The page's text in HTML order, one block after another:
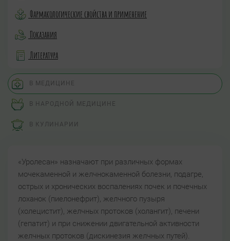
Фармакологические свойства и применение
Показания
Литература
В МЕДИЦИНЕ
В НАРОДНОЙ МЕДИЦИНЕ
В КУЛИНАРИИ
«Уролесан» назначают при различных формах
мочекаменной и желчнокаменной болезни, подагре,
острых и хронических воспалениях почек и почечных
лоханок (пиелонефрит), желчного пузыря
(холецистит), желчных протоков (холангит), печени
(гепатит) и при снижении двигательной активности
желчных протоков (дискинезия желчных путей).